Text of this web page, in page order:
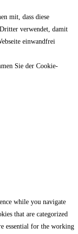
mit, dass diese
verwendet, damit
einwandfrei
Sie der Cookie-
while you navigate
that are categorized
essential for the working